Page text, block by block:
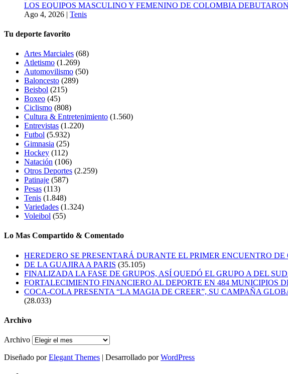
LOS EQUIPOS MASCULINO Y FEMENINO DE COLOMBIA
Ago 4, 2026 | Tenis
Tu deporte favorito
Artes Marciales (68)
Atletismo (1.269)
Automovilismo (50)
Baloncesto (289)
Beisbol (215)
Boxeo (45)
Ciclismo (808)
Cultura & Entretenimiento (1.560)
Entrevistas (1.220)
Futbol (5.932)
Gimnasia (25)
Hockey (112)
Natación (106)
Otros Deportes (2.259)
Patinaje (587)
Pesas (113)
Tenis (1.848)
Variedades (1.324)
Voleibol (55)
Lo Mas Compartido & Comentado
HEREDERO SE PRESENTARÁ DURANTE EL PRIMER ENCUENTRO
DE LA GUAJIRA A PARIS (35.105)
FINALIZADA LA FASE DE GRUPOS, ASÍ QUEDÓ EL GRUPO A DEL
FORTALECIMIENTO FINANCIERO AL DEPORTE EN 484 MUNICIPIOS
COCA-COLA PRESENTA “LA MAGIA DE CREER”, SU CAMPAÑA
(28.033)
Archivo
Archivo
Diseñado porElegant Themes | Desarrollado porWordPress